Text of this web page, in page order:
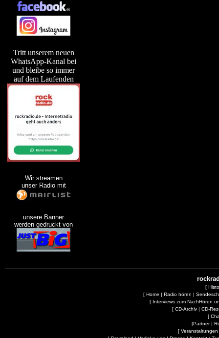
Tritt unserem neuen
WhatsApp-Kanal bei
und bleibe so immer
auf dem Laufenden
Wir streamen
unser Radio mit
unsere Banner
werden gedruckt von
[
[ Home | Radio hören |
[ Interviews zum NachHören
[ CD-Archiv| CD-
[
[Partner|
[ Veranstaltungen